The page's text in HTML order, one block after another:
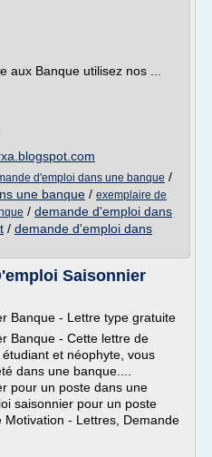
aux Banque utilisez nos ...
d'emploi dans une banque /
une banque / exemplaire de
/ demande d'emploi dans
/ demande d'emploi dans
Saisonnier
Banque - Lettre type gratuite
Banque - Cette lettre de
et néophyte, vous
dans une banque....
pour un poste dans une
saisonnier pour un poste
- Lettres, Demande